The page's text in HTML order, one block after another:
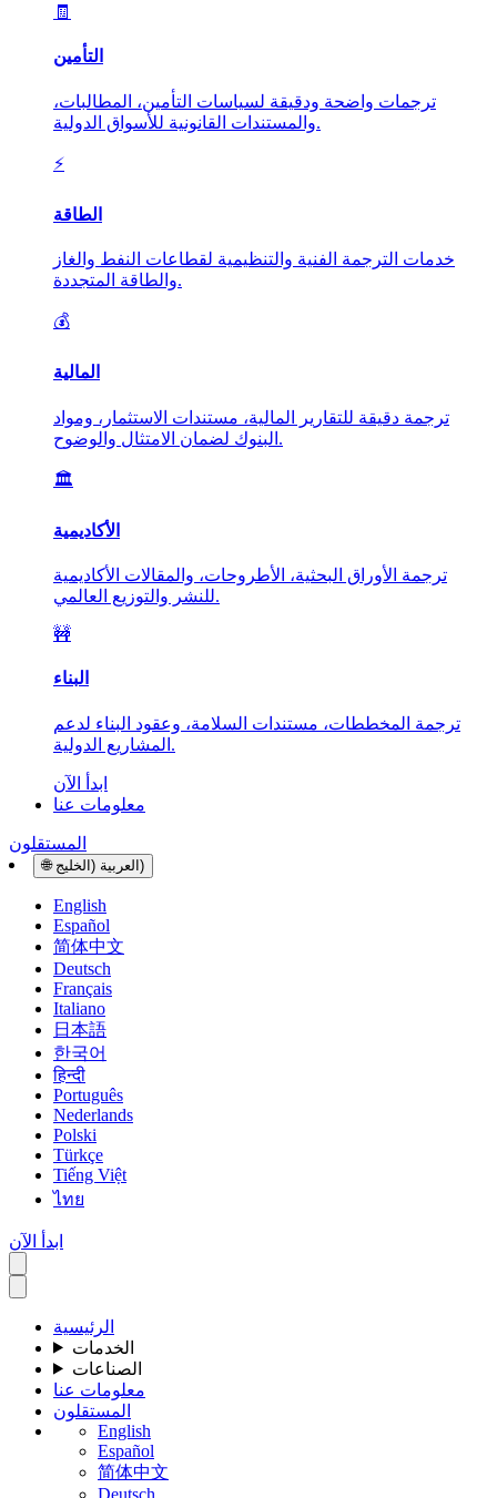
🧾
التأمين
ترجمات واضحة ودقيقة لسياسات التأمين، المطالبات،
والمستندات القانونية للأسواق الدولية.
⚡
الطاقة
خدمات الترجمة الفنية والتنظيمية لقطاعات النفط والغاز
والطاقة المتجددة.
💰
المالية
ترجمة دقيقة للتقارير المالية، مستندات الاستثمار، ومواد
البنوك لضمان الامتثال والوضوح.
🏛️
الأكاديمية
ترجمة الأوراق البحثية، الأطروحات، والمقالات الأكاديمية
للنشر والتوزيع العالمي.
🚧
البناء
ترجمة المخططات، مستندات السلامة، وعقود البناء لدعم
المشاريع الدولية.
ابدأ الآن
معلومات عنا
المستقلون
🌐 العربية (الخليج)
English
Español
简体中文
Deutsch
Français
Italiano
日本語
한국어
हिन्दी
Português
Nederlands
Polski
Türkçe
Tiếng Việt
ไทย
ابدأ الآن
الرئيسية
الخدمات
الصناعات
معلومات عنا
المستقلون
English
Español
简体中文
Deutsch